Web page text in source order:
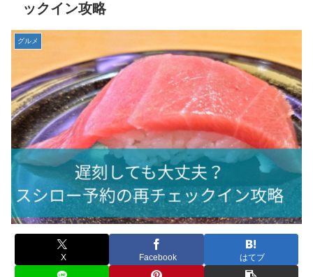
ックイン攻略
グルメ
X Facebook はてブ